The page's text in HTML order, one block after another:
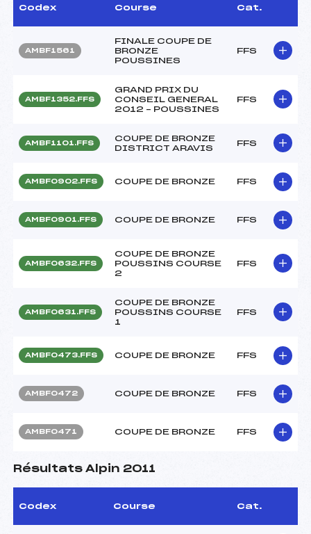
Codex Course Cat.
AMBF1561
FINALE COUPE DE
BRONZE
POUSSINES
FFS
AMBF1352.FFS
GRAND PRIX DU
CONSEIL GENERAL
2012 – POUSSINES
FFS
AMBF1101.FFS
COUPE DE BRONZE
DISTRICT ARAVIS
FFS
AMBF0902.FFS COUPE DE BRONZE FFS
AMBF0901.FFS COUPE DE BRONZE FFS
AMBF0632.FFS
COUPE DE BRONZE
POUSSINS COURSE
2
FFS
AMBF0631.FFS
COUPE DE BRONZE
POUSSINS COURSE
1
FFS
AMBF0473.FFS COUPE DE BRONZE FFS
AMBF0472 COUPE DE BRONZE FFS
AMBF0471 COUPE DE BRONZE FFS
Résultats Alpin 2011
Codex Course Cat.